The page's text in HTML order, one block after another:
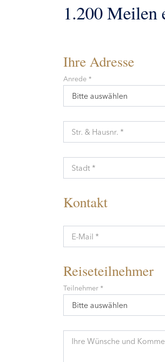
1.200 Meilen
Ihre Adresse
Bitte auswählen
Anrede *
Str. & Hausnr. *
Stadt *
Kontakt
E-Mail *
Reiseteilnehmer
Bitte auswählen
Teilnehmer *
Ihre Wünsche und